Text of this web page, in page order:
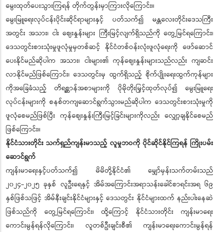
မွေးထုတ်ပေးသွားကြရန် တိုက်တွန်းမှာကြားလိုကြောင်း။
မွေးမြူရေးလုပ်ငန်းပိုင်းဆိုင်ရာများနှင့် ပတ်သက်၍ မန္တလေးတိုင်းဒေသကြီး
အတွင်း အသား၊ ငါး ဈေးနှုန်းများ ကြီးမြင့်လျက်ရှိသည်ကို တွေ့မြင်ရကြောင်း၊
ဒေသတွင်းစားသုံးမှုဖူလုံမှုမှတစ်ဆင့် နိုင်ငံတစ်ဝန်းလုံးဖူလုံရေးကို ဖော်ဆောင်
ပေးနိုင်မည်ဆိုပါက အသား၊ ငါးများ၏ ကုန်ဈေးနှုန်းများသည်လည်း ကျဆင်း
လာနိုင်မည်ဖြစ်ကြောင်း၊ ဒေသတွင်းမှ ထွက်ရှိသည့် စိုက်ပျိုးရေးထွက်ကုန်များ
ကိုအခြေခံသည့် တိရစ္ဆာန်အစာများကို ပိုမိုတိုးမြှင့်ထုတ်လုပ်၍ မွေးမြူရေး
လုပ်ငန်းများကို စနစ်တကျဆောင်ရွက်သွားမည်ဆိုပါက ဒေသတွင်းစားသုံးမှုကို
ဖူလုံစေမည်ဖြစ်ပြီး ကုန်ဈေးနှုန်းကြီးမြင့်ခြင်းများကိုလည်း လျှော့ချနိုင်စေမည်
ဖြစ်ကြောင်း။
နိုင်ငံသားတိုင်း သက်ရှည်ကျန်းမာသည့် လူမှုဘဝကို ပိုင်ဆိုင်နိုင်ကြရန် ကြိုးပမ်း
ဆောင်ရွက်
ကျန်းမာရေးနှင့်ပတ်သက်၍ မိမိတို့နိုင်ငံ၏ မျှော်မှန်းသက်တမ်းသည်
၂၀၂၄-၂၀၂၅ ခုနှစ် လူဦးရေနှင့် အိမ်အကြောင်းအရာသန်းခေါင်စာရင်းအရ ၆၉
နှစ်ဖြစ်သဖြင့် အိမ်နီးချင်းနိုင်ငံများနှင့် ဒေသတွင်း နိုင်ငံများထက် နည်းပါးနေဆဲ
ဖြစ်သည်ကို တွေ့မြင်ရကြောင်း၊ ထို့ကြောင့် နိုင်ငံသားတိုင်း ကျန်းမာရေး
ကောင်းမွန်ရန်လိုကြောင်း၊ လူတစ်ဦးချင်းစီ၏ ကျန်းမာရေးကောင်းမွန်ရန်